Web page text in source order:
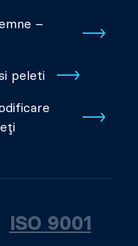
–
peleti
ISO 9001